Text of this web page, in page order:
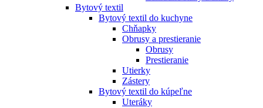
Bytový textil
Bytový textil do kuchyne
Chňapky
Obrusy a prestieranie
Obrusy
Prestieranie
Utierky
Zástery
Bytový textil do kúpeľne
Uteráky